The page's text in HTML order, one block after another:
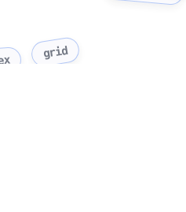
grid